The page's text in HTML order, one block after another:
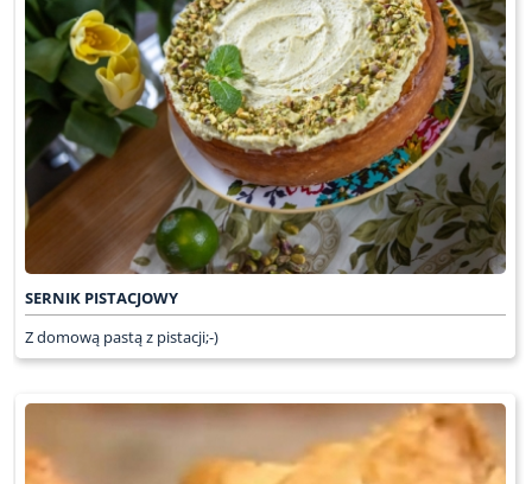
SERNIK PISTACJOWY
Z domową pastą z pistacji;-)